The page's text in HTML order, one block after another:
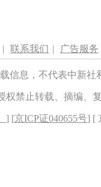
| 联系我们 | 广告服务
信息，不代表中新
权禁止转载、摘编、
] [京ICP证040655号] [